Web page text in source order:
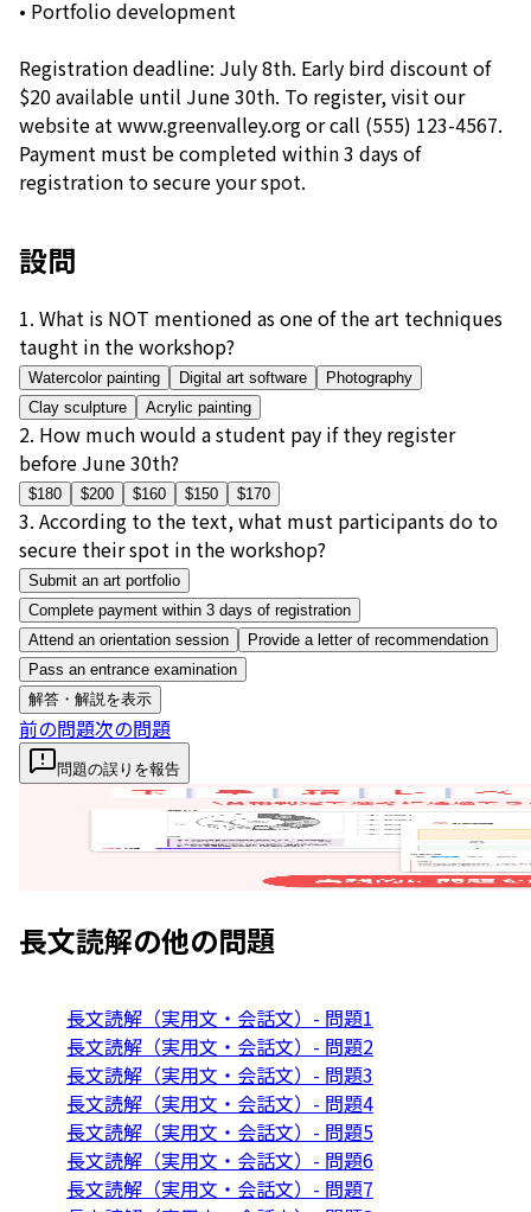
• Portfolio development
Registration deadline: July 8th. Early bird discount of
$20 available until June 30th. To register, visit our
website at www.greenvalley.org or call (555) 123-4567.
Payment must be completed within 3 days of
registration to secure your spot.
設問
1. What is NOT mentioned as one of the art techniques
taught in the workshop?
Watercolor painting Digital art software
Photography
Clay sculpture
Acrylic painting
2. How much would a student pay if they register
before June 30th?
$180 $200 $160 $150 $170
3. According to the text, what must participants do to
secure their spot in the workshop?
Submit an art portfolio
Complete payment within 3 days of registration
Attend an orientation session
Provide a letter of recommendation
Pass an entrance examination
解答・解説を表示
前の問題次の問題
問題の誤りを報告
長文読解の他の問題
長文読解（実用文・会話文）- 問題1
長文読解（実用文・会話文）- 問題2
長文読解（実用文・会話文）- 問題3
長文読解（実用文・会話文）- 問題4
長文読解（実用文・会話文）- 問題5
長文読解（実用文・会話文）- 問題6
長文読解（実用文・会話文）- 問題7